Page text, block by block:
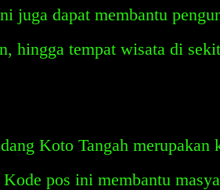
juga dapat membantu
hingga tempat wisata di
Koto Tangah merupakan
pos ini membantu